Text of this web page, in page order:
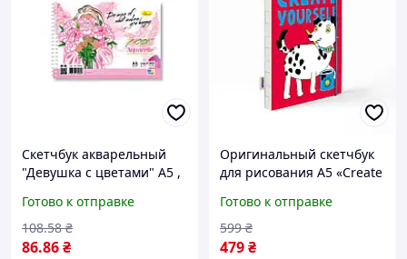
Скетчбук акварельный
"Девушка с цветами" А5 ,
Готово к отправке
86.86₴
108.58 ₴
Оригинальный скетчбук
для рисования А5 «Create
Альбом для скетчинга
Готово к отправке
479₴
599 ₴